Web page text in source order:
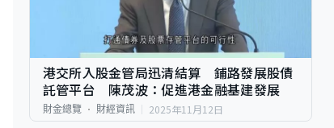
港交所入股金管局迅清結算 鋪路發展股債
託管平台 陳茂波：促進港金融基建發展
財金總覽 財經資訊 2025年11月12日